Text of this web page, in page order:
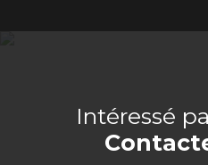
Intéressé